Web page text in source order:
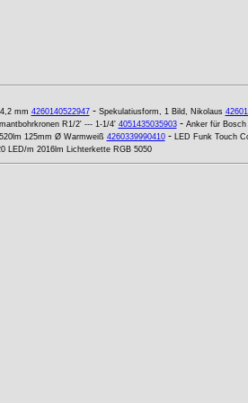
mm 4260140522947- Spekulatiusform, 1 Bild, Nikolaus
R1/2' --- 1-1/4' 4051435035903- Anker für Bosch
125mm Ø Warmweiß 4260339990410- LED Funk Touch
LED/m 2016lm Lichterkette RGB 5050